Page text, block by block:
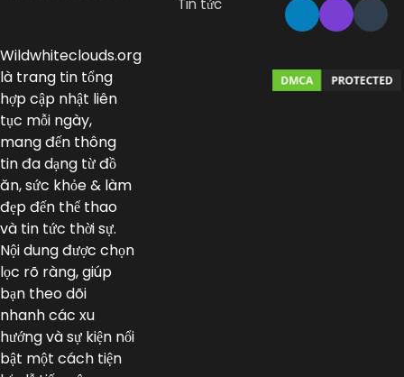
Wildwhiteclouds.org
là trang tin tổng
hợp cập nhật liên
tục mỗi ngày,
mang đến thông
tin đa dạng từ đồ
ăn, sức khỏe & làm
đẹp đến thể thao
và tin tức thời sự.
Nội dung được chọn
lọc rõ ràng, giúp
bạn theo dõi
nhanh các xu
hướng và sự kiện nổi
bật một cách tiện
Tin tức